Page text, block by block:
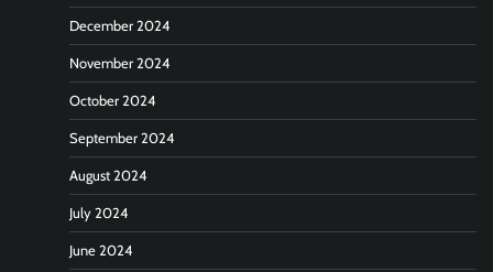
December 2024
November 2024
October 2024
September 2024
August 2024
July 2024
June 2024